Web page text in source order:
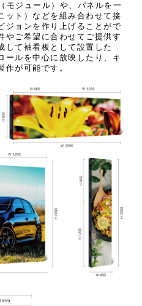
モジュール）や、パネルを一
ット）などを組み合わせて接
ジョンを作り上げることがで
やご希望に合わせてご提供す
して袖看板として設置した
ールを中心に放映したり、キ
作が可能です。